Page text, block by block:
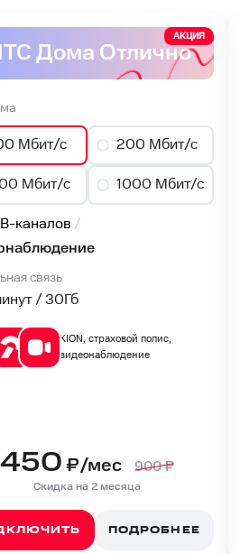
Дома Отлично
АКЦИЯ
Мбит/с 200 Мбит/с
Мбит/с 1000 Мбит/с
каналов
связь
/ 30Гб
KION, страховой полис,
видеонаблюдение
450 ₽/мес 900₽
Скидка на 2 месяца
ПОДРОБНЕЕ